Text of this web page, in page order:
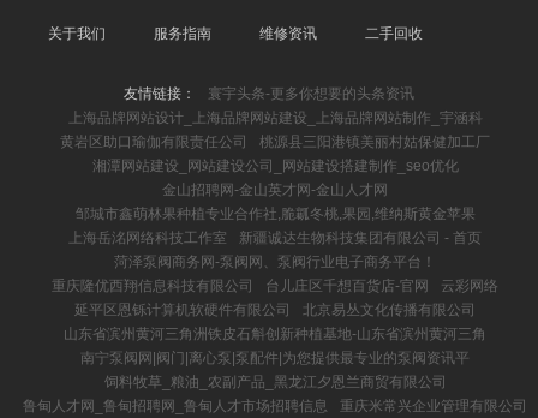
关于我们 服务指南 维修资讯 二手回收
友情链接：
寰宇头条-更多你想要的头条资讯
上海品牌网站设计_上海品牌网站建设_上海品牌网站制作_宇涵科
黄岩区助口瑜伽有限责任公司
桃源县三阳港镇美丽村姑保健加工厂
湘潭网站建设_网站建设公司_网站建设搭建制作_seo优化
金山招聘网-金山英才网-金山人才网
邹城市鑫萌林果种植专业合作社,脆瓤冬桃,果园,维纳斯黄金苹果
上海岳洺网络科技工作室
新疆诚达生物科技集团有限公司 - 首页
菏泽泵阀商务网-泵阀网、泵阀行业电子商务平台！
重庆隆优西翔信息科技有限公司
台儿庄区千想百货店-官网
云彩网络
延平区恩铄计算机软硬件有限公司
北京易丛文化传播有限公司
山东省滨州黄河三角洲铁皮石斛创新种植基地-山东省滨州黄河三角
南宁泵阀网|阀门|离心泵|泵配件|为您提供最专业的泵阀资讯平
饲料牧草_粮油_农副产品_黑龙江夕恩兰商贸有限公司
鲁甸人才网_鲁甸招聘网_鲁甸人才市场招聘信息
重庆米常兴企业管理有限公司